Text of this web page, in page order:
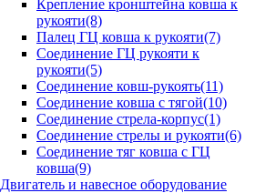
Крепление кронштейна ковша к
рукояти(8)
Палец ГЦ ковша к рукояти(7)
Соединение ГЦ рукояти к
рукояти(5)
Соединение ковш-рукоять(11)
Соединение ковша с тягой(10)
Соединение стрела-корпус(1)
Соединение стрелы и рукояти(6)
Соединение тяг ковша с ГЦ
ковша(9)
Двигатель и навесное оборудование